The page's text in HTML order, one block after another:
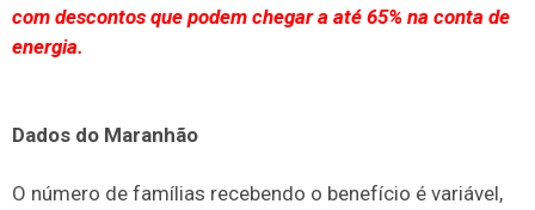
com descontos que podem chegar a até 65% na conta de
energia.
Dados do Maranhão
O número de famílias recebendo o benefício é variável,